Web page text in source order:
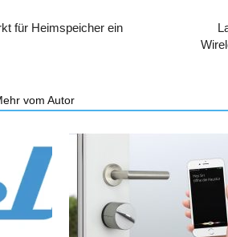
für Heimspeicher ein
vom Autor